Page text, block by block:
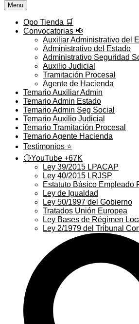
Menu
Opo Tienda 🛒
Convocatorias 📢
Auxiliar Administrativo del
Administrativo del Estado
Administrativo Seguridad
Auxilio Judicial
Tramitación Procesal
Agente de Hacienda
Temario Auxiliar Admin
Temario Admin Estado
Temario Admin Seg Social
Temario Auxilio Judicial
Temario Tramitación Procesal
Temario Agente Hacienda
Testimonios ⭐️
🔴YouTube +67K
Ley 39/2015 LPACAP
Ley 40/2015 LRJSP
Estatuto Básico Empleado
Ley de Igualdad
Ley 50/1997 del Gobierno
Tratados Unión Europea
Ley Bases de Régimen
Ley 2/1979 del Tribunal